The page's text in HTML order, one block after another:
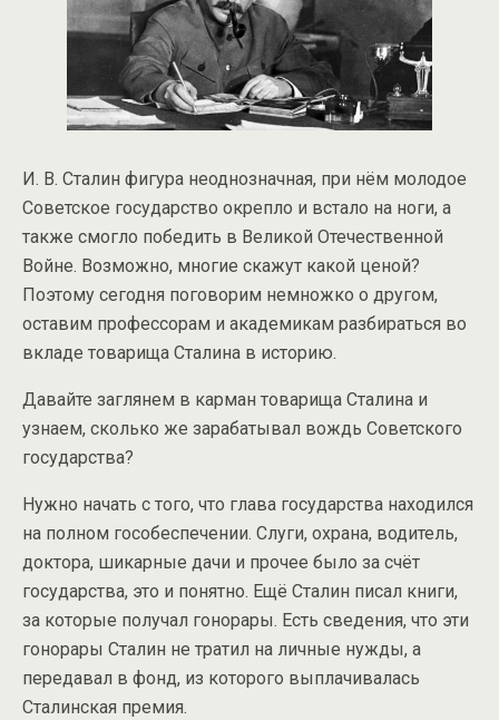
И. В. Сталин фигура неоднозначная, при нём молодое
Советское государство окрепло и встало на ноги, а
также смогло победить в Великой Отечественной
Войне. Возможно, многие скажут какой ценой?
Поэтому сегодня поговорим немножко о другом,
оставим профессорам и академикам разбираться во
вкладе товарища Сталина в историю.
Давайте заглянем в карман товарища Сталина и
узнаем, сколько же зарабатывал вождь Советского
государства?
Нужно начать с того, что глава государства находился
на полном гособеспечении. Слуги, охрана, водитель,
доктора, шикарные дачи и прочее было за счёт
государства, это и понятно. Ещё Сталин писал книги,
за которые получал гонорары. Есть сведения, что эти
гонорары Сталин не тратил на личные нужды, а
передавал в фонд, из которого выплачивалась
Сталинская премия.